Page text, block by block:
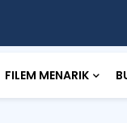
FILEM MENARIK